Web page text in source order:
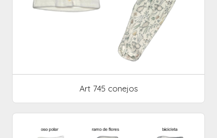
Art 745 conejos